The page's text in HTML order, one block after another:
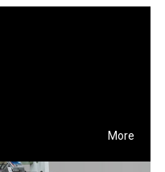
More